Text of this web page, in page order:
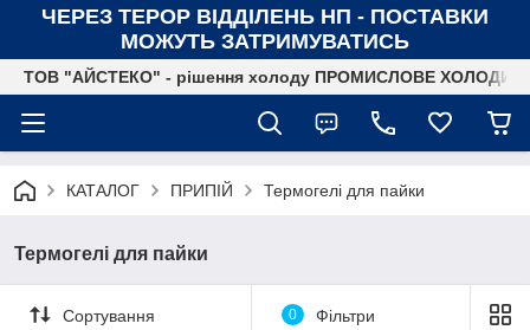
ЧЕРЕЗ ТЕРОР ВІДДІЛЕНЬ НП - ПОСТАВКИ
МОЖУТЬ ЗАТРИМУВАТИСЬ
ТОВ "АЙСТЕКО" - рішення холоду ПРОМИСЛОВЕ
КАТАЛОГ ПРИПІЙ Термогелі для пайки
Термогелі для пайки
Сортування 0 Фільтри